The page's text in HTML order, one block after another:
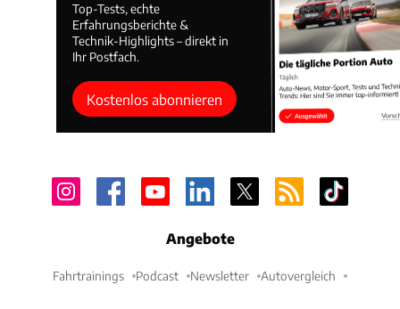
Top-Tests, echte
Erfahrungsberichte &
Technik-Highlights – direkt in
Ihr Postfach.
Kostenlos abonnieren
Angebote
Fahrtrainings Podcast Newsletter Autovergleich